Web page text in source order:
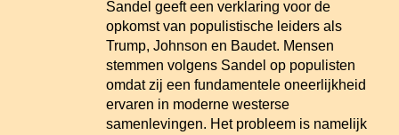
Sandel geeft een verklaring voor de
opkomst van populistische leiders als
Trump, Johnson en Baudet. Mensen
stemmen volgens Sandel op populisten
omdat zij een fundamentele oneerlijkheid
ervaren in moderne westerse
samenlevingen. Het probleem is namelijk